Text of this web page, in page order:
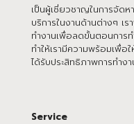
เป็นผู้เชี่ยวชาญในการจัด
บริการในงานด้านต่างๆ เ
ทำงานเพื่อลดขั้นตอนการท
ทำให้เรามีความพร้อมเพื่อ
ได้รับประสิทธิภาพการทำงา
Service